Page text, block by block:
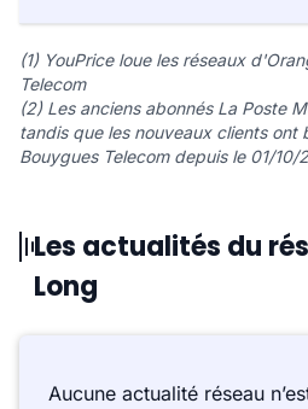
(1) YouPrice loue les réseaux
Telecom
(2) Les anciens abonnés La Poste
tandis que les nouveaux clients ont
Bouygues Telecom depuis le 01/10/
Les actualités du
Long
Aucune actualité réseau